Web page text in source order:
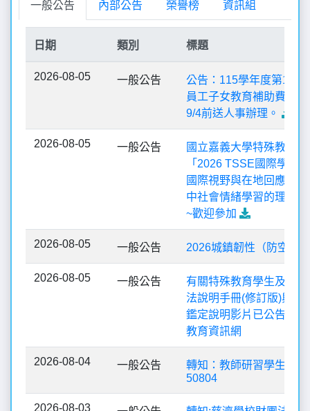
一般公告 內部公告 榮譽榜 資訊組
日期 類別 標題
2026-08-05 一般公告
公告：115學年度第1學
員工子女教育補助費申
9/4前送人事辦理。
2026-08-05 一般公告
國立嘉義大學特殊教育
「2026 TSSE國際學術
國際視野與在地回應：
中社會情緒學習的理論
~歡迎參加
2026-08-05 一般公告 2026城鎮韌性（防空）
2026-08-05 一般公告
有關特殊教育學生及幼
法說明手冊(修訂版)與學
鑑定說明影片已公告於
教育資訊網
2026-08-04 一般公告
轉知：教師研習學生活
50804
2026-08-03